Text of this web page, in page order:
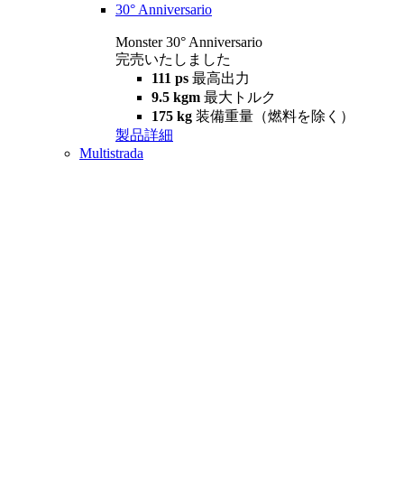
30° Anniversario
Monster 30° Anniversario
完売いたしました
111 ps 最高出力
9.5 kgm 最大トルク
175 kg 装備重量（燃料を除く）
製品詳細
Multistrada